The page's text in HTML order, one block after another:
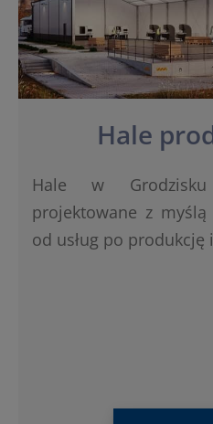
Hale
Hale w
projektowane z
od usług po produkcję